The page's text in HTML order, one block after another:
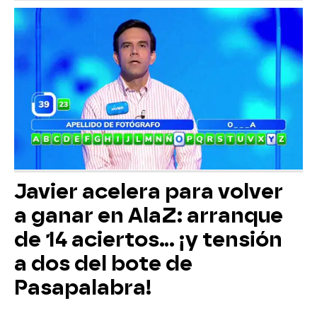
Javier acelera para volver
a ganar en AlaZ: arranque
de 14 aciertos… ¡y tensión
a dos del bote de
Pasapalabra!